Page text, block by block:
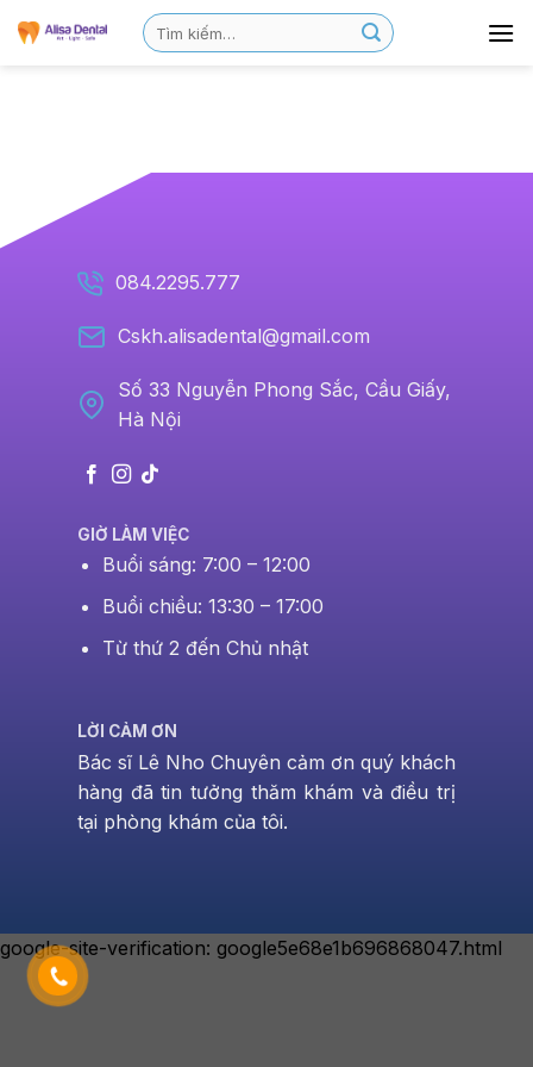
084.2295.777
Cskh.alisadental@gmail.com
Số 33 Nguyễn Phong Sắc, Cầu Giấy,
Hà Nội
GIỜ LÀM VIỆC
Buổi sáng: 7:00 – 12:00
Buổi chiều: 13:30 – 17:00
Từ thứ 2 đến Chủ nhật
LỜI CẢM ƠN
Bác sĩ Lê Nho Chuyên cảm ơn quý khách
hàng đã tin tưởng thăm khám và điều trị
tại phòng khám của tôi.
google-site-verification: google5e68e1b696868047.html